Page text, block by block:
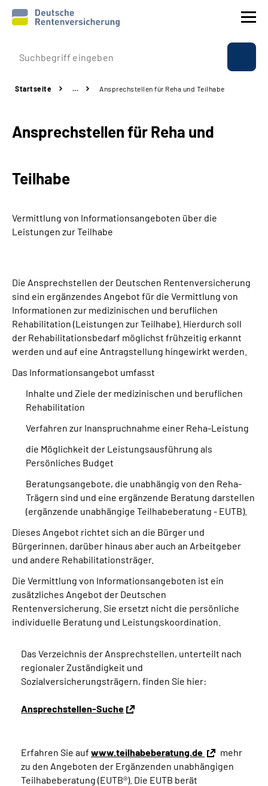
Prävention
Rente
Über uns & Presse
Suche
Language
Inhalte in Gebärdensprache (DGS)
Leichte Sprache
Mein Kundenportal
Startseite … Ansprechstellen für Reha und Teilhabe
Ansprechstellen für Reha und
Teilhabe
Vermittlung von Informationsangeboten über die
Leistungen zur Teilhabe
Die Ansprechstellen der Deutschen Rentenversicherung
sind ein ergänzendes Angebot für die Vermittlung von
Informationen zur medizinischen und beruflichen
Rehabilitation (Leistungen zur Teilhabe). Hierdurch soll
der Rehabilitationsbedarf möglichst frühzeitig erkannt
werden und auf eine Antragstellung hingewirkt werden.
Das Informationsangebot umfasst
Inhalte und Ziele der medizinischen und beruflichen
Rehabilitation
Verfahren zur Inanspruchnahme einer Reha-Leistung
die Möglichkeit der Leistungsausführung als
Persönliches Budget
Beratungsangebote, die unabhängig von den Reha-
Trägern sind und eine ergänzende Beratung darstellen
(ergänzende unabhängige Teilhabeberatung - EUTB).
Dieses Angebot richtet sich an die Bürger und
Bürgerinnen, darüber hinaus aber auch an Arbeitgeber
und andere Rehabilitationsträger.
Die Vermittlung von Informationsangeboten ist ein
zusätzliches Angebot der Deutschen
Rentenversicherung. Sie ersetzt nicht die persönliche
individuelle Beratung und Leistungskoordination.
Das Verzeichnis der Ansprechstellen, unterteilt nach
regionaler Zuständigkeit und
Sozialversicherungsträgern, finden Sie hier:
Ansprechstellen-Suche
Erfahren Sie auf www.teilhabeberatung.de
mehr
zu den Angeboten der Ergänzenden unabhängigen
Teilhabeberatung (EUTB®). Die EUTB berät